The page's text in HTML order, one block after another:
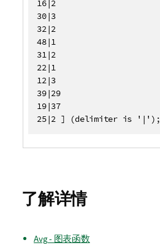
16|2
30|3
32|2
48|1
31|2
22|1
12|3
39|29
19|37
25|2 ] (delimiter is '|');
了解详情
Avg - 图表函数